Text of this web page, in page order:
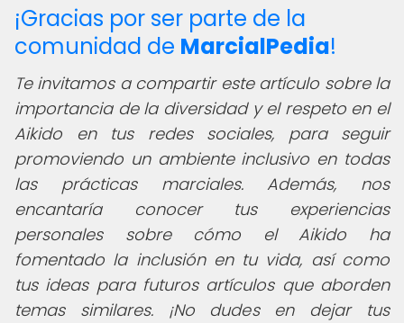
¡Gracias por ser parte de la
comunidad de MarcialPedia!
Te invitamos a compartir este artículo sobre la
importancia de la diversidad y el respeto en el
Aikido en tus redes sociales, para seguir
promoviendo un ambiente inclusivo en todas
las prácticas marciales. Además, nos
encantaría conocer tus experiencias
personales sobre cómo el Aikido ha
fomentado la inclusión en tu vida, así como
tus ideas para futuros artículos que aborden
temas similares. ¡No dudes en dejar tus